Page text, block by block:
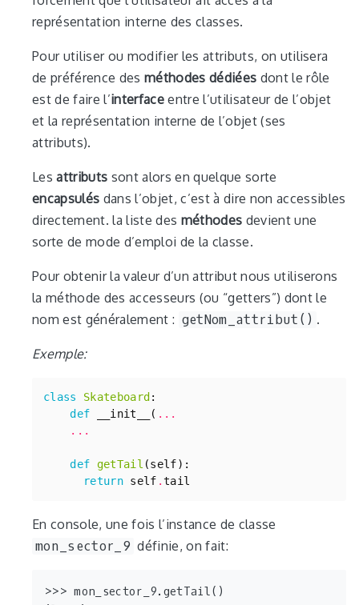
représentation interne des classes.
Pour utiliser ou modifier les attributs, on utilisera
de préférence des méthodes dédiées dont le rôle
est de faire l’interfaceentre l’utilisateur de l’objet
et la représentation interne de l’objet (ses
attributs).
Lesattributs sont alors en quelque sorte
encapsulés dans l’objet, c’est à dire non accessibles
directement. la liste des méthodes devient une
sorte de mode d’emploi de la classe.
Pour obtenir la valeur d’un attribut nous utiliserons
la méthode des accesseurs (ou “getters”) dont le
nom est généralement : getNom_attribut() .
Exemple:
class Skateboard :
def
__init__ ( ...
...
def getTail (self):
return self .tail
En console, une fois l’instance de classe
mon_sector_9 définie, on fait:
>>> mon_sector_9.getTail()